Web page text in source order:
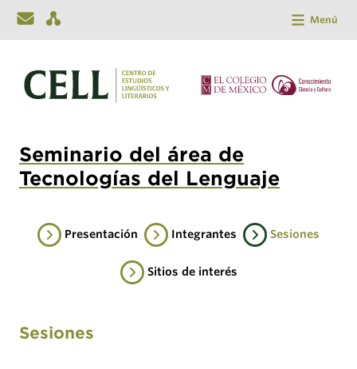
Menú
Seminario del área de
Tecnologías del Lenguaje
Presentación Integrantes Sesiones
Sitios de interés
Sesiones